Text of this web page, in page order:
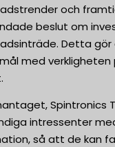
och
beslut om
Detta
med verkligheten
Spintronics
intressenter
så att de kan